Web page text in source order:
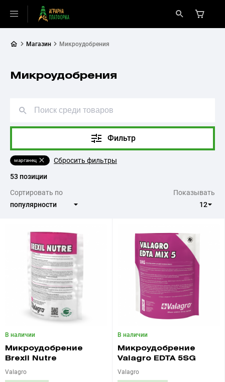
Магазин Микроудобрения
Микроудобрения
марганец Сбросить фильтры
Фильтр
53 позиции
Сортировать по
Показывать
В наличии
Микроудобрение
Brexil Nutre
Valagro
В наличии
Микроудобрение
Valagro EDTA 5SG
Valagro